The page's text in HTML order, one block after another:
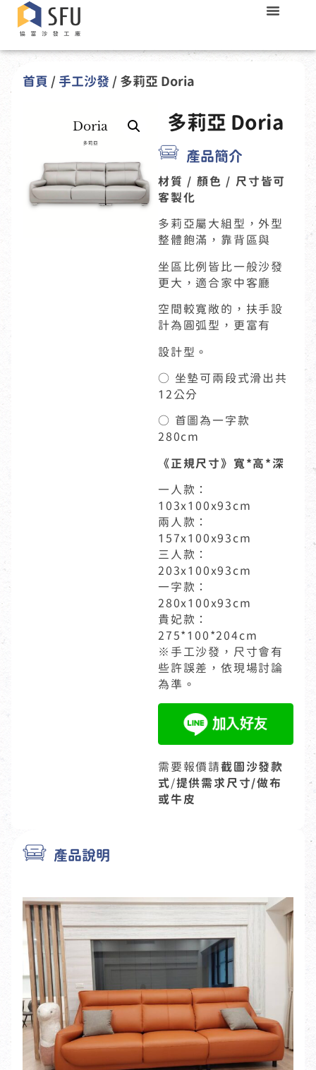
首頁 / 手工沙發 / 多莉亞 Doria
多莉亞 Doria
產品簡介
材質 / 顏色 / 尺寸皆可
客製化
多莉亞屬大組型，外型
整體飽滿，靠背區與
坐區比例皆比一般沙發
更大，適合家中客廳
空間較寬敞的，扶手設
計為圓弧型，更富有
設計型。
○ 坐墊可兩段式滑出共
12公分
○ 首圖為一字款
280cm
《正規尺寸》寬*高*深
一人款：
103x100x93cm
兩人款：
157x100x93cm
三人款：
203x100x93cm
一字款：
280x100x93cm
貴妃款：
275*100*204cm
※手工沙發，尺寸會有
些許誤差，依現場討論
為準。
需要報價請 截圖沙發款
式/提供需求尺寸/做布
或牛皮
產品說明